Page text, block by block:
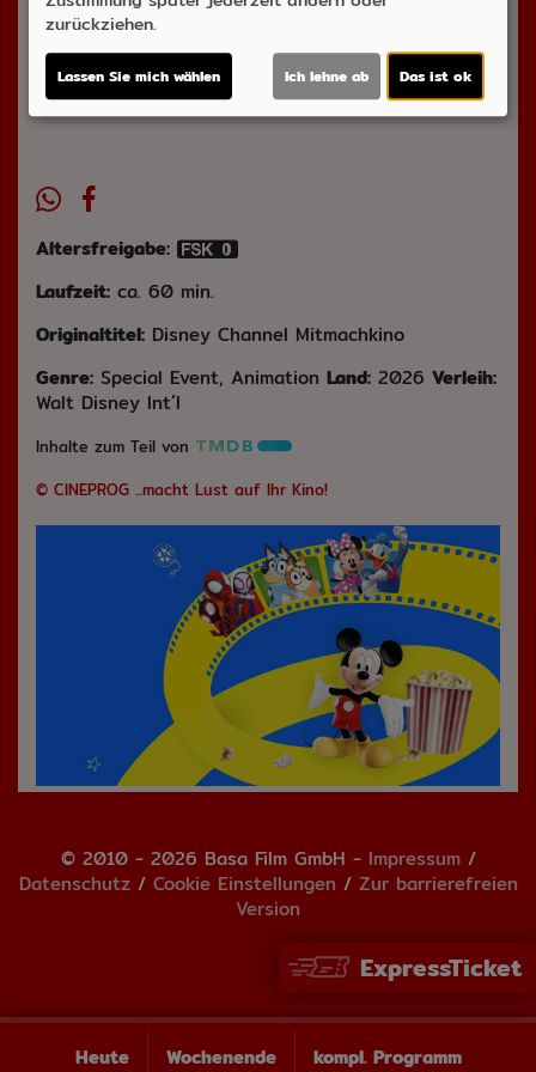
Heute Wochenende kompl. Programm
ExpressTicket
Ticket-Alarm
Altersfreigabe:
Laufzeit: ca. 60 min.
Originaltitel: Disney Channel Mitmachkino
Genre: Special Event, Animation Land: 2026 Verleih:
Walt Disney Int´l
Inhalte zum Teil von
© CINEPROG ...macht Lust auf Ihr Kino!
© 2010 - 2026 Basa Film GmbH - Impressum/
Datenschutz/ Cookie Einstellungen / Zur barrierefreien
Version
zurückziehen.
Lassen Sie mich wählen Ich lehne ab Das ist ok